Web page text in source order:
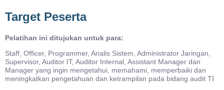
Target Peserta
Pelatihan ini ditujukan untuk para:
Staff, Officer, Programmer, Analis Sistem, Administrator Jaringan,
Supervisor, Auditor IT, Auditor Internal, Assistant Manager dan
Manager yang ingin mengetahui, memahami, memperbaiki dan
meningkatkan pengetahuan dan ketrampilan pada bidang audit TI